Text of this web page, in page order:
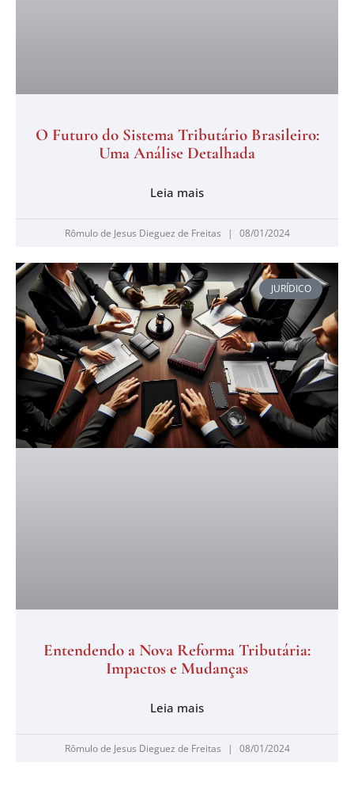
O Futuro do Sistema Tributário Brasileiro:
Uma Análise Detalhada
Leia mais
Rômulo de Jesus Dieguez de Freitas 08/01/2024
JURÍDICO
Entendendo a Nova Reforma Tributária:
Impactos e Mudanças
Leia mais
Rômulo de Jesus Dieguez de Freitas 08/01/2024